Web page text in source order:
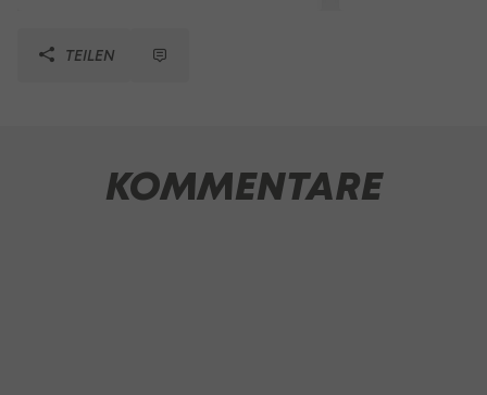
TEILEN
KOMMENTARE